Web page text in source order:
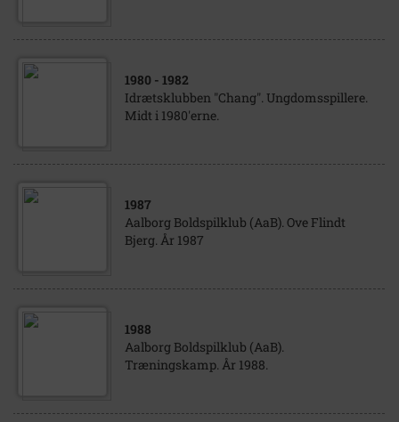
1980 - 1982
Idrætsklubben "Chang". Ungdomsspillere.
Midt i 1980'erne.
1987
Aalborg Boldspilklub (AaB). Ove Flindt
Bjerg. År 1987
1988
Aalborg Boldspilklub (AaB).
Træningskamp. År 1988.